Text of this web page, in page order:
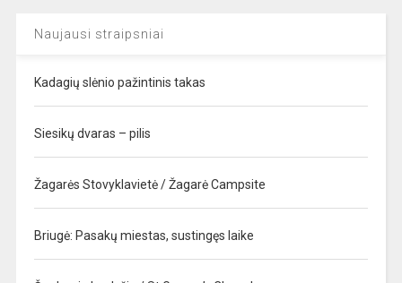
Naujausi straipsniai
Kadagių slėnio pažintinis takas
Siesikų dvaras – pilis
Žagarės Stovyklavietė / Žagarė Campsite
Briugė: Pasakų miestas, sustingęs laike